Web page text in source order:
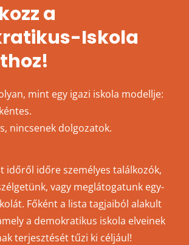
a
Iskola
mint egy igazi iskola modellje:
nincsenek dolgozatok.
időről időre személyes találkozók,
vagy meglátogatunk egy-
Főként a lista tagjaiból alakult
a demokratikus iskola elveinek
terjesztését tűzi ki céljául!